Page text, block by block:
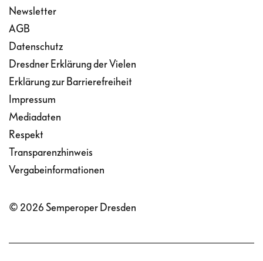
Newsletter
AGB
Datenschutz
Dresdner Erklärung der Vielen
Erklärung zur Barrierefreiheit
Impressum
Mediadaten
Respekt
Transparenzhinweis
Vergabeinformationen
© 2026 Semperoper Dresden